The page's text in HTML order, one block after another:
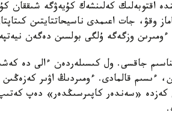
اقتوبەلىك كەلىنشەك كۇيەۋگە
وقۋ، جات اعىمدى ناسيحاتتايتىن
ءومىرىن وزگەگە ۇلگى بولسىن دەگەن
جاقسى. ول كىسىلەردەن ءالى دە
ءىسىم قالمادى. ءومىردىڭ اۋىر
كەزدە «سەندەر كاپىرسىڭدەر» دەپ